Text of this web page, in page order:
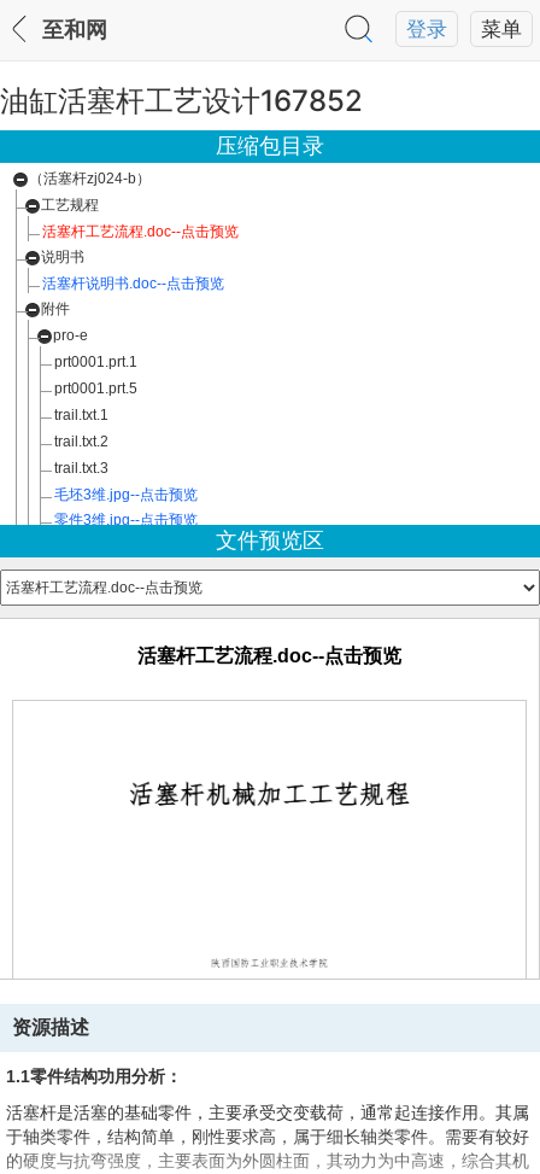
菜单
登录
至和网
油缸活塞杆工艺设计167852
压缩包目录
（活塞杆zj024-b）
工艺规程
活塞杆工艺流程.doc--点击预览
说明书
活塞杆说明书.doc--点击预览
附件
pro-e
prt0001.prt.1
prt0001.prt.5
trail.txt.1
trail.txt.2
trail.txt.3
毛坯3维.jpg--点击预览
零件3维.jpg--点击预览
螺纹牙型.dwg--点击预览
螺纹车刀.dwg--点击预览
夹具图
分度盘.dwg--点击预览
夹具体.dwg--点击预览
工序15.dwg--点击预览
工序25.dwg--点击预览
工序65.dwg--点击预览
工序75.dwg--点击预览
量具图
量具公差带图.dwg--点击预览
量具图.dwg--点击预览
零件图
零件图.dwg--点击预览
零件毛坯合图
文件预览区
活塞杆工艺流程.doc--点击预览
资源描述
1.1零件结构功用分析：
活塞杆是活塞的基础零件， 主要承受交变载荷， 通常起连接作用。其属
于轴类零件，结构简单，刚性要求高，属于细长轴类零件。需要有较好
的硬度与抗弯强度，主要表面为外圆柱面，其动力为中高速，综合其机